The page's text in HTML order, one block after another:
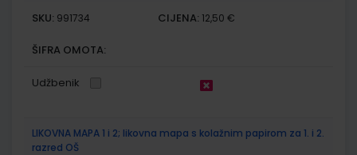
SKU: 991734 CIJENA: 12,50 €
ŠIFRA OMOTA:
Udžbenik
LIKOVNA MAPA 1 i 2; likovna mapa s kolažnim papirom za 1. i 2.
razred OŠ